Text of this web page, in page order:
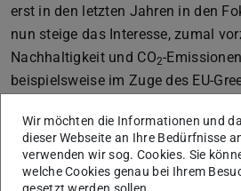
erst in den letzten Jahren in den
nun steige das Interesse, zumal
Nachhaltigkeit und CO2-
beispielsweise im Zuge des EU-
Eine „intuitiv-interaktiv-innovative
– das versteckt sich hinter dem
daher heute auf einen Markt: Ihr
Wir möchten die Informationen und
dieser Webseite an Ihre Bedürfnisse
verwenden wir sog. Cookies. Sie
welche Cookies genau bei Ihrem